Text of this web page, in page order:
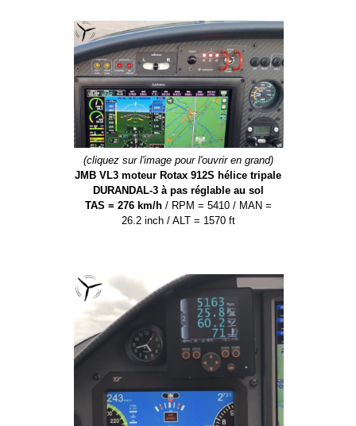
(cliquez sur l'image pour l'ouvrir en grand)
JMB VL3 moteur Rotax 912S hélice tripale
DURANDAL-3 à pas réglable au sol
TAS = 276 km/h / RPM = 5410 / MAN =
26.2 inch / ALT = 1570 ft